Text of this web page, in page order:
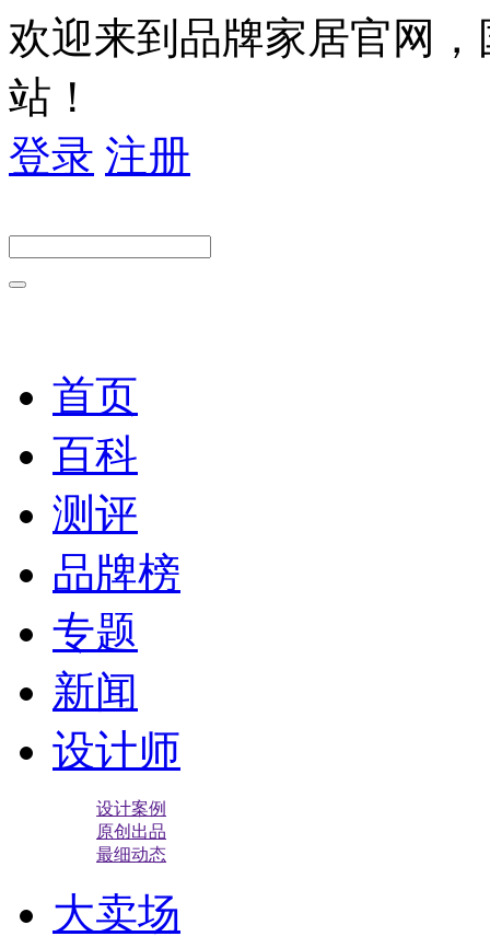
欢迎来到品牌家居官网
站！
登录 注册
首页
百科
测评
品牌榜
专题
新闻
设计师
设计案例
原创出品
最细动态
大卖场